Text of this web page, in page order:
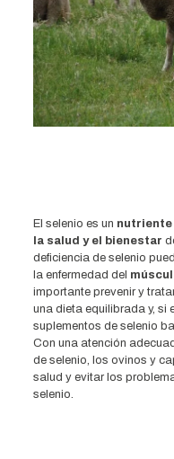
El selenio es un nutriente
la salud y el bienestar
deficiencia de selenio
la enfermedad del
importante prevenir y
una dieta equilibrada y, si
suplementos de selenio
Con una atención
de selenio, los ovinos y
salud y evitar los
selenio.